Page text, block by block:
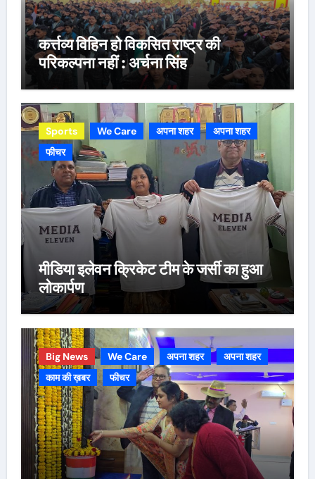
कर्त्तव्य विहिन हो विकसित राष्ट्र की
परिकल्पना नहीं : अर्चना सिंह
Sports We Care अपना शहर
अपना शहर
फीचर
मीडिया इलेवन क्रिकेट टीम के जर्सी का हुआ
लोकार्पण
Big News We Care अपना शहर
अपना शहर
काम की ख़बर
फीचर